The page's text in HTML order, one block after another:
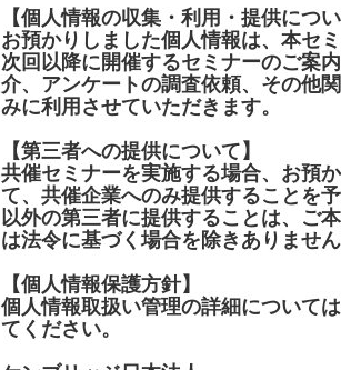
【個人情報の収集・利用・提供につ
お預かりしました個人情報は、本セ
次回以降に開催するセミナーのご案
介、アンケートの調査依頼、その他
みに利用させていただきます。
【第三者への提供について】
共催セミナーを実施する場合、お預
て、共催企業へのみ提供することを
以外の第三者に提供することは、ご
は法令に基づく場合を除きありませ
【個人情報保護方針】
個人情報取扱い管理の詳細について
てください。